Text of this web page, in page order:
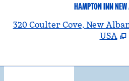
HAMPTON INN
320 Coulter Cove, New
USA